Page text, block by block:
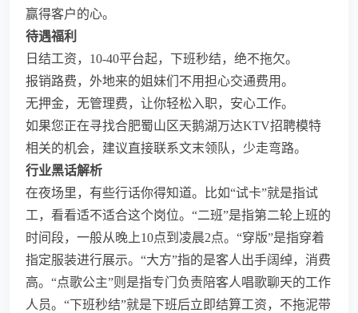
赢得客户的心。
待遇福利
日结工资，10-40平台起，下班秒结，绝不拖欠。
报销路费，外地来的姐妹们不用担心交通费用。
无押金，无管理费，让你轻松入职，安心工作。
如果您正在寻找合肥蜀山区天鹅湖万达KTV招聘模特
相关的机会，建议直接联系文末领队，少走弯路。
行业黑话解析
在夜场里，有些行话你得知道。比如“试卡”就是指试
工，看看适不适合这个岗位。“二班”是指第二轮上班的
时间段，一般从晚上10点到凌晨2点。“穿版”是指穿着
指定服装进行展示。“大方”指的是客人出手阔绰，消费
高。“点歌公主”则是指专门负责陪客人唱歌聊天的工作
人员。“下班秒结”就是下班后立即结算工资，不拖泥带